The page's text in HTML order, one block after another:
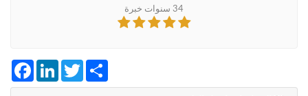
34 سنوات خبرة
LinkedIn Twitter Share